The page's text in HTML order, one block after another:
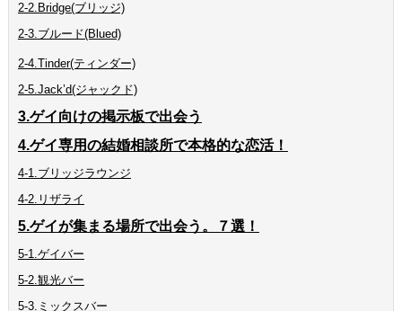
2-2.Bridge(ブリッジ)
2-3.ブルード(Blued)
2-4.Tinder(ティンダー)
2-5.Jack’d(ジャックド)
3.ゲイ向けの掲示板で出会う
4.ゲイ専用の結婚相談所で本格的な恋活！
4-1.ブリッジラウンジ
4-2.リザライ
5.ゲイが集まる場所で出会う。７選！
5-1.ゲイバー
5-2.観光バー
5-3.ミックスバー